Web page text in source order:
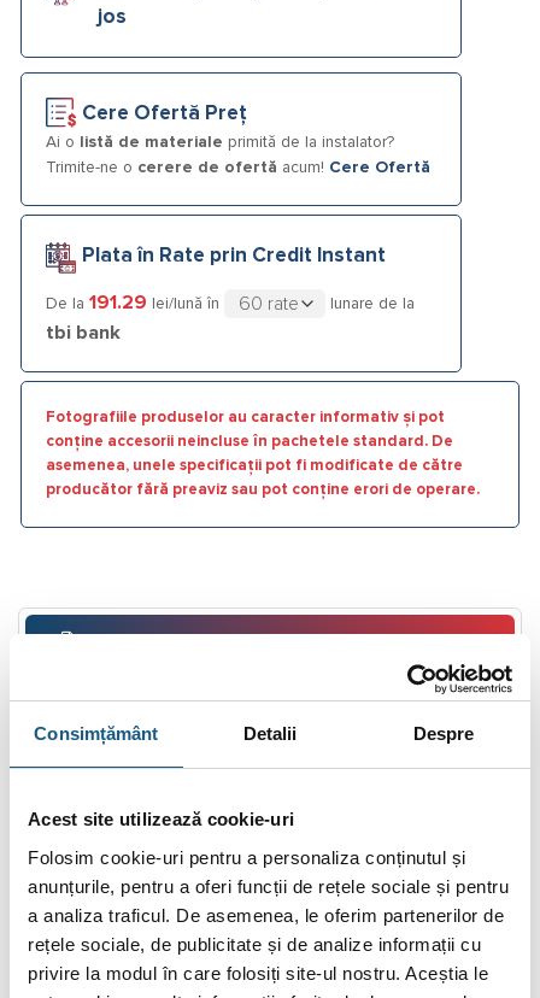
Consimțământ Detalii Despre
Acest site utilizează cookie-uri
Folosim cookie-uri pentru a personaliza conținutul și
anunțurile, pentru a oferi funcții de rețele sociale și pentru
a analiza traficul. De asemenea, le oferim partenerilor de
rețele sociale, de publicitate și de analize informații cu
privire la modul în care folosiți site-ul nostru. Aceștia le
jos
Cere Ofertă Preț
Ai o listă de materiale primită de la instalator?
Trimite-ne o cerere de ofertă acum! Cere Ofertă
Plata în Rate prin Credit Instant
De la 191.29 lei/lună în lunare de la
tbi bank
Fotografiile produselor au caracter informativ și pot
conține accesorii neincluse în pachetele standard. De
asemenea, unele specificații pot fi modificate de către
producător fără preaviz sau pot conține erori de operare.
BRAND
Supapa siguranta proportionala PN16
Supapele de siguranță sunt utilizate pentru control local şi se
folosesc în sistemele de alimentare cu apă, HVAC, abur şi de